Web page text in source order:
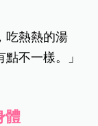
吃熱熱的湯
不一樣。」
體